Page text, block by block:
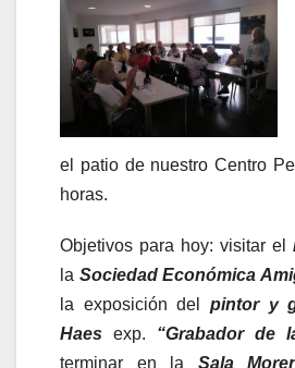
el patio de nuestro Centro
horas.
Objetivos para hoy: visitar el
la Sociedad Económica
la exposición del pintor y
Haes exp. “Grabador de
terminar en la Sala